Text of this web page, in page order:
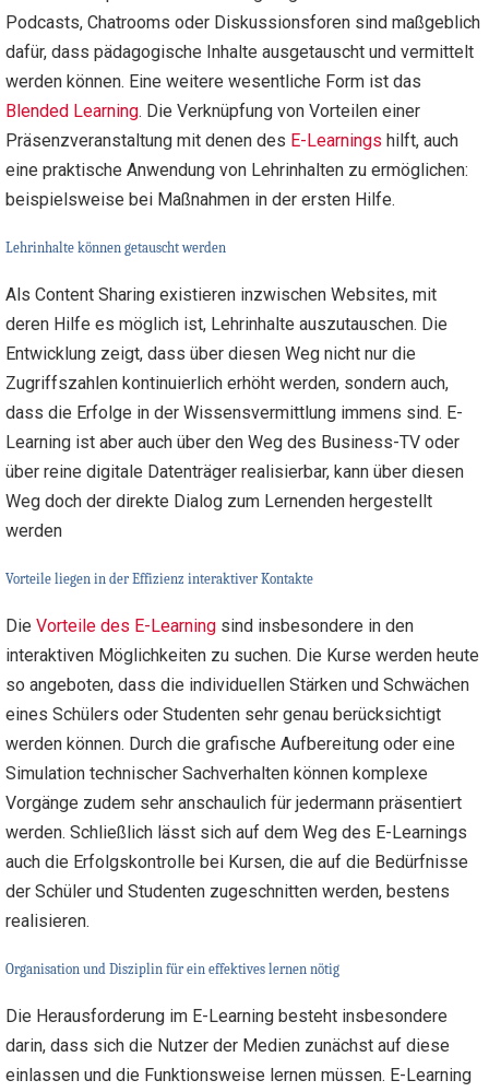
Podcasts, Chatrooms oder Diskussionsforen sind maßgeblich
dafür, dass pädagogische Inhalte ausgetauscht und vermittelt
werden können. Eine weitere wesentliche Form ist das
Blended Learning. Die Verknüpfung von Vorteilen einer
Präsenzveranstaltung mit denen des E-Learnings hilft, auch
eine praktische Anwendung von Lehrinhalten zu ermöglichen:
beispielsweise bei Maßnahmen in der ersten Hilfe.
Lehrinhalte können getauscht werden
Als Content Sharing existieren inzwischen Websites, mit
deren Hilfe es möglich ist, Lehrinhalte auszutauschen. Die
Entwicklung zeigt, dass über diesen Weg nicht nur die
Zugriffszahlen kontinuierlich erhöht werden, sondern auch,
dass die Erfolge in der Wissensvermittlung immens sind. E-
Learning ist aber auch über den Weg des Business-TV oder
über reine digitale Datenträger realisierbar, kann über diesen
Weg doch der direkte Dialog zum Lernenden hergestellt
werden
Vorteile liegen in der Effizienz interaktiver Kontakte
Die Vorteile des E-Learning sind insbesondere in den
interaktiven Möglichkeiten zu suchen. Die Kurse werden heute
so angeboten, dass die individuellen Stärken und Schwächen
eines Schülers oder Studenten sehr genau berücksichtigt
werden können. Durch die grafische Aufbereitung oder eine
Simulation technischer Sachverhalten können komplexe
Vorgänge zudem sehr anschaulich für jedermann präsentiert
werden. Schließlich lässt sich auf dem Weg des E-Learnings
auch die Erfolgskontrolle bei Kursen, die auf die Bedürfnisse
der Schüler und Studenten zugeschnitten werden, bestens
realisieren.
Organisation und Disziplin für ein effektives lernen nötig
Die Herausforderung im E-Learning besteht insbesondere
darin, dass sich die Nutzer der Medien zunächst auf diese
einlassen und die Funktionsweise lernen müssen. E-Learning